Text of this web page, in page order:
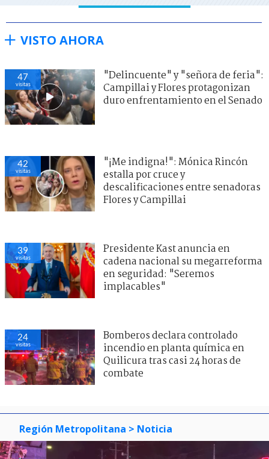
VISTO AHORA
47
visitas
"Delincuente" y "señora de feria":
Campillai y Flores protagonizan
duro enfrentamiento en el Senado
42
visitas
"¡Me indigna!": Mónica Rincón
estalla por cruce y
descalificaciones entre senadoras
Flores y Campillai
39
visitas
Presidente Kast anuncia en
cadena nacional su megarreforma
en seguridad: "Seremos
implacables"
24
visitas
Bomberos declara controlado
incendio en planta química en
Quilicura tras casi 24 horas de
combate
Región Metropolitana > Noticia